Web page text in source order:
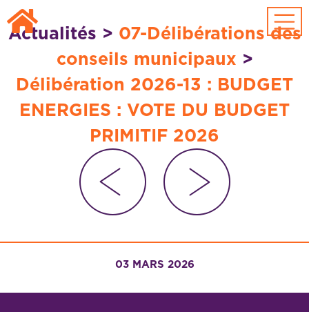
Passer au contenu principal
Actualités > 07-Délibérations des
conseils municipaux >
Délibération 2026-13 : BUDGET
ENERGIES : VOTE DU BUDGET
PRIMITIF 2026
03 MARS 2026